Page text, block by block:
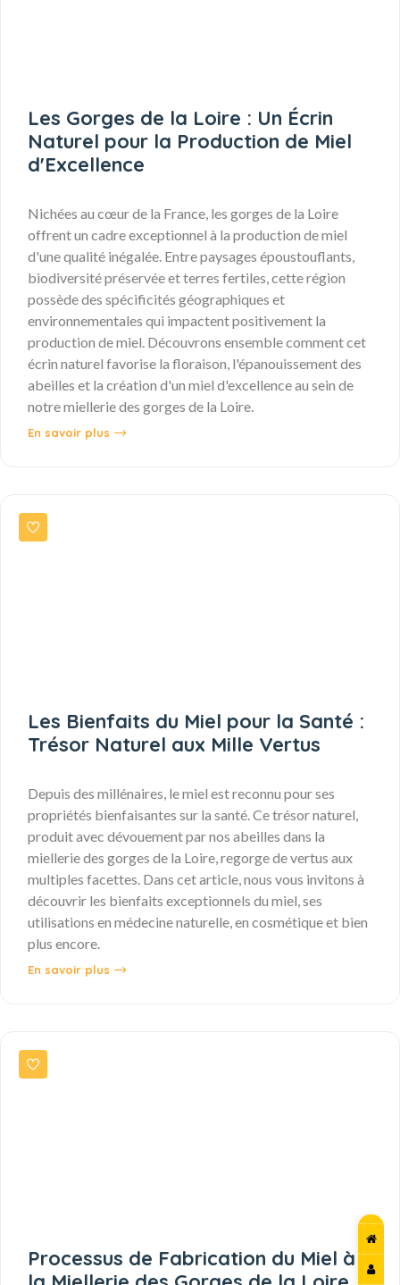
Les Gorges de la Loire : Un Écrin
Naturel pour la Production de Miel
d'Excellence
Nichées au cœur de la France, les gorges de la Loire
offrent un cadre exceptionnel à la production de miel
d'une qualité inégalée. Entre paysages époustouflants,
biodiversité préservée et terres fertiles, cette région
possède des spécificités géographiques et
environnementales qui impactent positivement la
production de miel. Découvrons ensemble comment cet
écrin naturel favorise la floraison, l'épanouissement des
abeilles et la création d'un miel d'excellence au sein de
notre miellerie des gorges de la Loire.
En savoir plus
Les Bienfaits du Miel pour la Santé :
Trésor Naturel aux Mille Vertus
Depuis des millénaires, le miel est reconnu pour ses
propriétés bienfaisantes sur la santé. Ce trésor naturel,
produit avec dévouement par nos abeilles dans la
miellerie des gorges de la Loire, regorge de vertus aux
multiples facettes. Dans cet article, nous vous invitons à
découvrir les bienfaits exceptionnels du miel, ses
utilisations en médecine naturelle, en cosmétique et bien
plus encore.
En savoir plus
Processus de Fabrication du Miel à